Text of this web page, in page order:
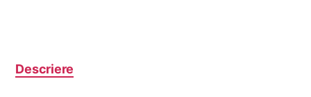
Descriere